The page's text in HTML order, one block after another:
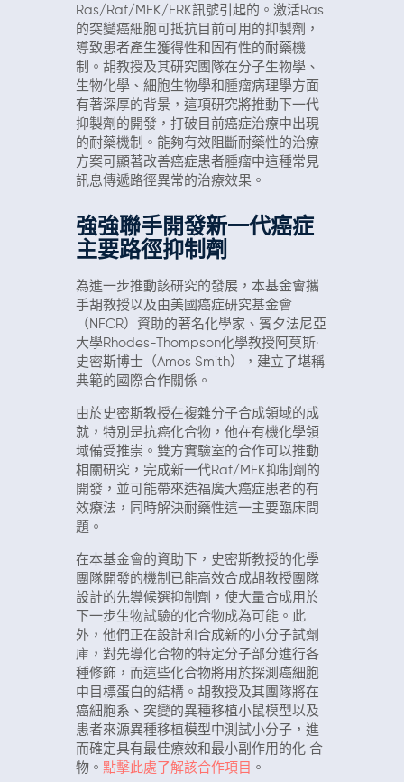
Ras/Raf/MEK/ERK訊號引起的。激活Ras
的突變癌細胞可抵抗目前可用的抑製劑，
導致患者產生獲得性和固有性的耐藥機
制。胡教授及其研究團隊在分子生物學、
生物化學、細胞生物學和腫瘤病理學方面
有著深厚的背景，這項研究將推動下一代
抑製劑的開發，打破目前癌症治療中出現
的耐藥機制。能夠有效阻斷耐藥性的治療
方案可顯著改善癌症患者腫瘤中這種常見
訊息傳遞路徑異常的治療效果。
強強聯手開發新一代癌症
主要路徑抑制劑
為進一步推動該研究的發展，本基金會攜
手胡教授以及由美國癌症研究基金會
（NFCR）資助的著名化學家、賓夕法尼亞
大學Rhodes-Thompson化學教授阿莫斯·
史密斯博士（Amos Smith），建立了堪稱
典範的國際合作關係。
由於史密斯教授在複雜分子合成領域的成
就，特別是抗癌化合物，他在有機化學領
域備受推崇。雙方實驗室的合作可以推動
相關研究，完成新一代Raf/MEK抑制劑的
開發，並可能帶來造福廣大癌症患者的有
效療法，同時解決耐藥性這一主要臨床問
題。
在本基金會的資助下，史密斯教授的化學
團隊開發的機制已能高效合成胡教授團隊
設計的先導候選抑制劑，使大量合成用於
下一步生物試驗的化合物成為可能。此
外，他們正在設計和合成新的小分子試劑
庫，對先導化合物的特定分子部分進行各
種修飾，而這些化合物將用於探測癌細胞
中目標蛋白的結構。胡教授及其團隊將在
癌細胞系、突變的異種移植小鼠模型以及
患者來源異種移植模型中測試小分子，進
而確定具有最佳療效和最小副作用的化 合
物。 點擊此處了解該合作項目 。